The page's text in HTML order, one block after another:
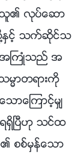
သူ၏ လုပ္ေဆာ
ႏွင့္ သက္ဆိုင္သ
အႀကဳံသည္ အ
ၼာတရားကို
ာေၾကာင့္မွ်
ၿပီဟု သင္ထ
စစ္မွန္ေသာ